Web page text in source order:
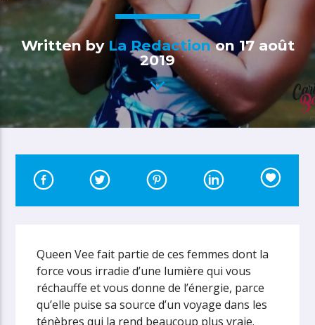
Written by La Redactionon 17 août
2019
Queen Vee fait partie de ces femmes dont la
force vous irradie d’une lumière qui vous
réchauffe et vous donne de l’énergie, parce
qu’elle puise sa source d’un voyage dans les
ténèbres qui la rend beaucoup plus vraie.